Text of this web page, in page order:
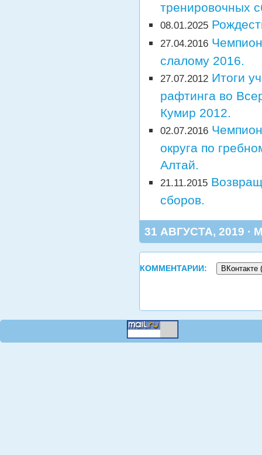
тренировочных
08.01.2025
27.04.2016
слалому 2016.
27.07.2012 Итоги
рафтинга во
Кумир 2012.
02.07.2016
округа по
Алтай.
21.11.2015
сборов.
31 АВГУСТА, 2019 ·
КОММЕНТАРИИ: ВКонтакте (